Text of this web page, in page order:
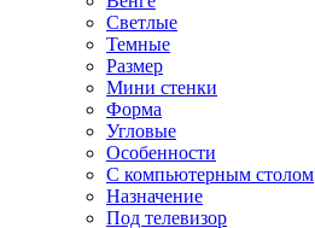
Светлые
Темные
Размер
Мини стенки
Форма
Угловые
Особенности
С компьютерным столом
Назначение
Под телевизор